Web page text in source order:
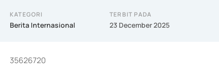
KATEGORI
Berita Internasional
TERBIT PADA
23 December 2025
35626720